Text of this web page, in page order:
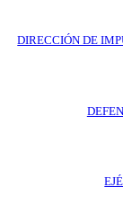
DIRECCIÓN DE